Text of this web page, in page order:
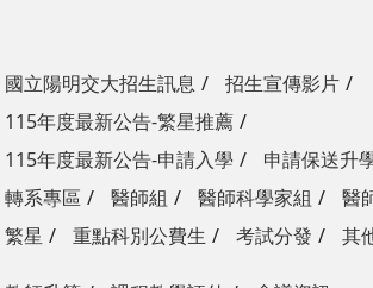
國立陽明交大招生訊息
招生宣傳影片
115年度最新公告-繁星推薦
115年度最新公告-申請入學
申請保送升
轉系專區
醫師組 醫師科學家組
醫
繁星
重點科別公費生 考試分發 其